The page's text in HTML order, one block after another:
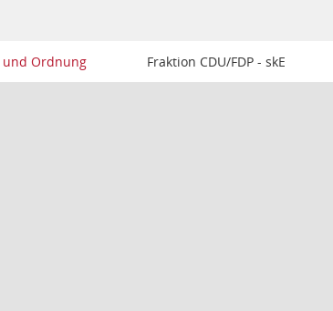
und Ordnung Fraktion CDU/FDP - skE